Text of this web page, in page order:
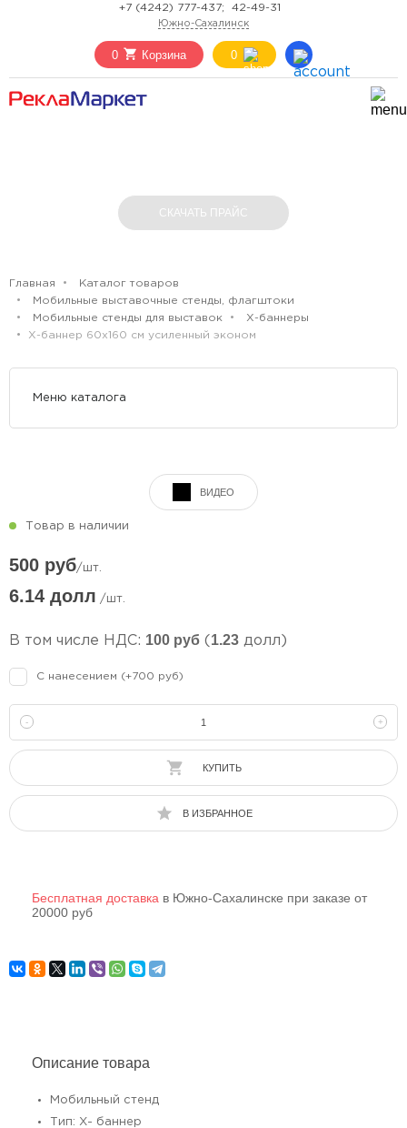
+7 (4242) 777-437; 42-49-31
Южно-Сахалинск
0 Корзина 0
СКАЧАТЬ ПРАЙС
Главная
Каталог товаров
Мобильные выставочные стенды, флагштоки
Мобильные стенды для выставок
Х-баннеры
Х-баннер 60х160 см усиленный эконом
Меню каталога
ВИДЕО
Товар в наличии
500 руб/шт.
6.14 долл /шт.
В том числе НДС: 100 руб ( 1.23 долл)
С нанесением (+700 руб)
- +
КУПИТЬ
В ИЗБРАННОЕ
Бесплатная доставка в Южно-Сахалинске при заказе от
20000 руб
Описание товара
Мобильный стенд
Тип: Х- баннер